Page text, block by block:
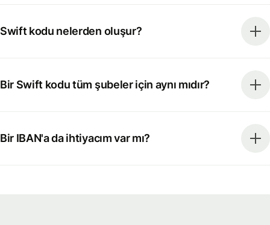
Swift kodu nelerden oluşur?
Bir Swift kodu tüm şubeler için aynı mıdır?
Bir IBAN'a da ihtiyacım var mı?